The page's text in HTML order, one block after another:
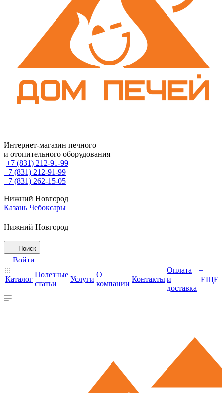
Интернет-магазин печного
и отопительного оборудования
+7 (831) 212-91-99
+7 (831) 212-91-99
+7 (831) 262-15-05
Нижний Новгород
Казань Чебоксары
Нижний Новгород
Поиск
Войти
Каталог
Полезные
статьи
Услуги
О
компании
Контакты
Оплата
и
доставка
+
ЕЩЕ